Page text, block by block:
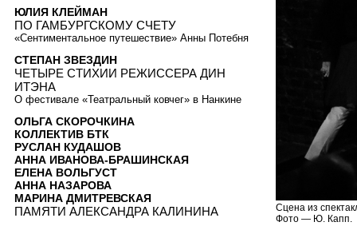
Сцена из
Фото — Ю. Капп.
ЮЛИЯ КЛЕЙМАН
ПО ГАМБУРГСКОМУ СЧЕТУ
«Сентиментальное путешествие» Анны Потебня
СТЕПАН ЗВЕЗДИН
ЧЕТЫРЕ СТИХИИ РЕЖИССЕРА ДИН
ИТЭНА
О фестивале «Театральный ковчег» в Нанкине
ОЛЬГА СКОРОЧКИНА
КОЛЛЕКТИВ БТК
РУСЛАН КУДАШОВ
АННА ИВАНОВА-БРАШИНСКАЯ
ЕЛЕНА ВОЛЬГУСТ
АННА НАЗАРОВА
МАРИНА ДМИТРЕВСКАЯ
ПАМЯТИ АЛЕКСАНДРА КАЛИНИНА